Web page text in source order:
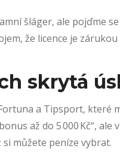
šláger, ale pojďme
že licence je
skrytá
a Tipsport, které
až do 5 000 Kč“,
si můžete peníze vybrat.